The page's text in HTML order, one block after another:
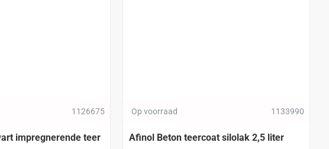
1126675 Op voorraad 1133990
Afinol Beton teercoat silolak 2,5 liter